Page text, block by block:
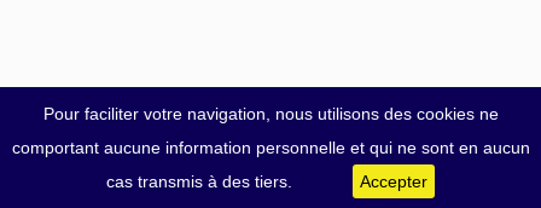
Pour faciliter votre navigation, nous utilisons des cookies ne
comportant aucune information personnelle et qui ne sont en aucun
cas transmis à des tiers.
Accepter